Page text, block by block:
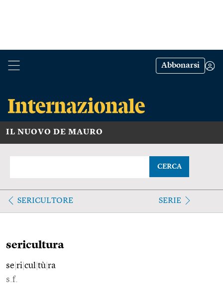
Abbonarsi
IL NUOVO DE MAURO
CERCA
SERICULTORE SERIE
sericultura
se ri cul tù ra
s.f.